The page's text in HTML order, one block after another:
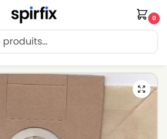
0
Relais offerte dès 30€ d’achat.